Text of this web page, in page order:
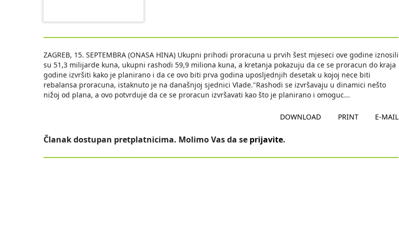
ZAGREB, 15. SEPTEMBRA (ONASA HINA) Ukupni prihodi proracuna u prvih šest mjeseci ove godine iznosili
su 51,3 milijarde kuna, ukupni rashodi 59,9 miliona kuna, a kretanja pokazuju da ce se proracun do kraja
godine izvršiti kako je planirano i da ce ovo biti prva godina uposljednjih desetak u kojoj nece biti
rebalansa proracuna, istaknuto je na današnjoj sjednici Vlade."Rashodi se izvršavaju u dinamici nešto
nižoj od plana, a ovo potvrduje da ce se proracun izvršavati kao što je planirano i omoguc...
DOWNLOAD PRINT E-MAIL
Članak dostupan pretplatnicima. Molimo Vas da se prijavite.